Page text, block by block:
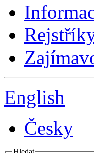
English
Česky